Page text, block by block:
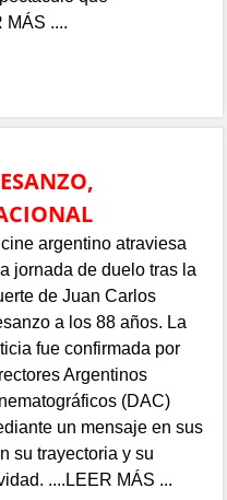
MÁS ....
argentino atraviesa
jornada de duelo tras la
de Juan Carlos
a los 88 años. La
fue confirmada por
Argentinos
(DAC)
un mensaje en sus
su trayectoria y su
....LEER MÁS ...